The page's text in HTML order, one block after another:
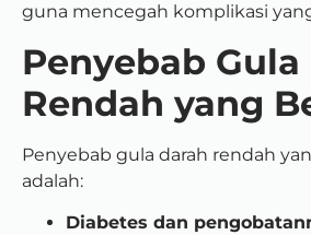
guna mencegah komplikasi
Penyebab Gula
Rendah yang
Penyebab gula darah rendah
adalah:
Diabetes dan